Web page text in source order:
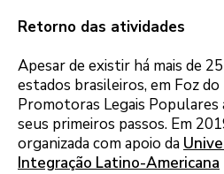
Retorno das atividades
Apesar de existir há mais de
estados brasileiros, em Foz
Promotoras Legais Populares
seus primeiros passos. Em
organizada com apoio da
Integração Latino-Americana